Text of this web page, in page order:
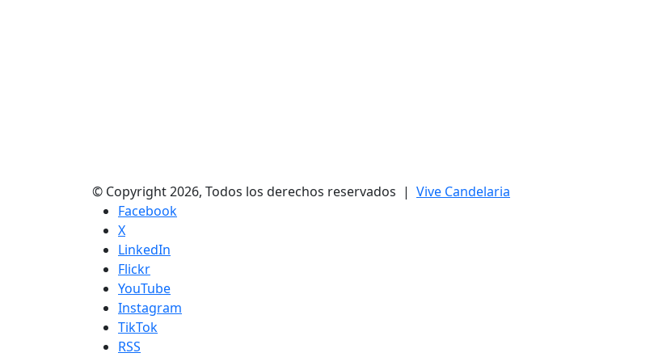
© Copyright 2026, Todos los derechos reservados | Vive Candelaria
Facebook
X
LinkedIn
Flickr
YouTube
Instagram
TikTok
RSS